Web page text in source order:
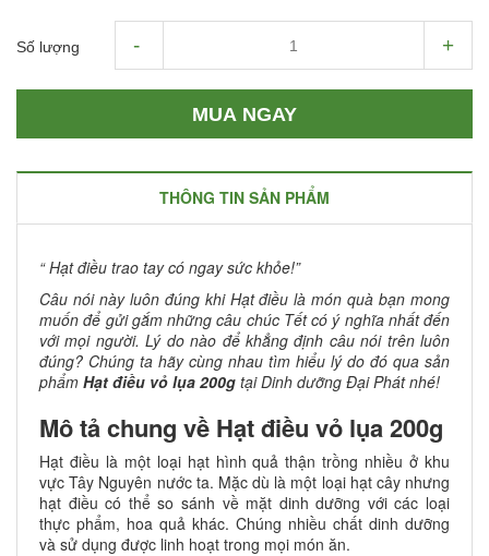
Số lượng - +
MUA NGAY
THÔNG TIN SẢN PHẨM
“ Hạt điều trao tay có ngay sức khỏe!”
Câu nói này luôn đúng khi Hạt điều là món quà bạn mong
muốn để gửi gắm những câu chúc Tết có ý nghĩa nhất đến
với mọi người. Lý do nào để khẳng định câu nói trên luôn
đúng? Chúng ta hãy cùng nhau tìm hiểu lý do đó qua sản
phẩm Hạt điều vỏ lụa 200g tại Dinh dưỡng Đại Phát nhé!
Mô tả chung về Hạt điều vỏ lụa 200g
Hạt điều là một loại hạt hình quả thận trồng nhiều ở khu
vực Tây Nguyên nước ta. Mặc dù là một loại hạt cây nhưng
hạt điều có thể so sánh về mặt dinh dưỡng với các loại
thực phẩm, hoa quả khác. Chúng nhiều chất dinh dưỡng
và sử dụng được linh hoạt trong mọi món ăn.